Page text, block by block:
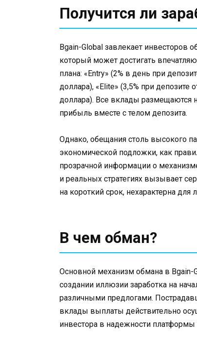
Получится ли
Bgain-Global завлекает инвесторов
который может достигать
плана: «Entry» (2% в день при
доллара), «Elite» (3,5% при депозите
доллара). Все вклады размещаются
прибыль вместе с телом депозита.
Однако, обещания столь высокого
экономической подложки, как
прозрачной информации о
и реальных стратегиях вызывает
на короткий срок, нехарактерна
В чем обман?
Основной механизм обмана в
создании иллюзии заработка на
различными предлогами.
вклады выплаты действительно
инвестора в надежности